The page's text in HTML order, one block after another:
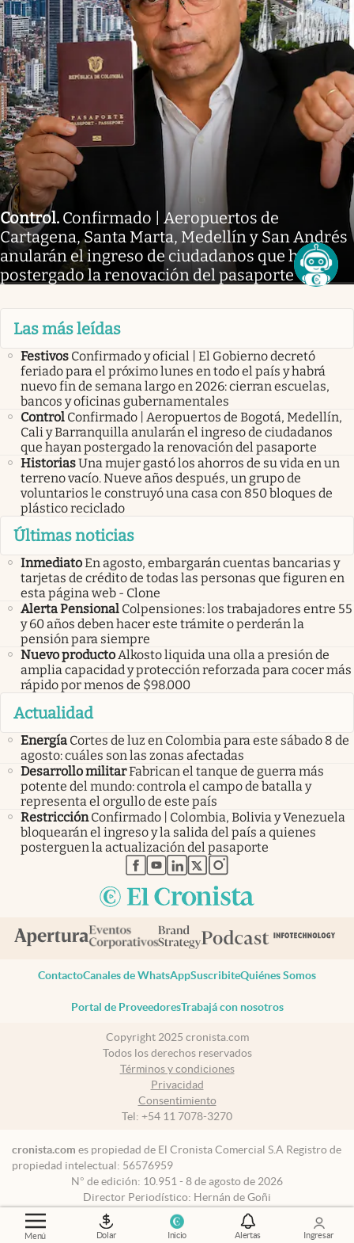
Menú Dolar Inicio Alertas Ingresar
Control. Confirmado | Aeropuertos de
Cartagena, Santa Marta, Medellín y San Andrés
anularán el ingreso de ciudadanos que hayan
postergado la renovación del pasaporte
Las más leídas
Festivos Confirmado y oficial | El Gobierno decretó
feriado para el próximo lunes en todo el país y habrá
nuevo fin de semana largo en 2026: cierran escuelas,
bancos y oficinas gubernamentales
Control Confirmado | Aeropuertos de Bogotá, Medellín,
Cali y Barranquilla anularán el ingreso de ciudadanos
que hayan postergado la renovación del pasaporte
HistoriasUna mujer gastó los ahorros de su vida en un
terreno vacío. Nueve años después, un grupo de
voluntarios le construyó una casa con 850 bloques de
plástico reciclado
Últimas noticias
InmediatoEn agosto, embargarán cuentas bancarias y
tarjetas de crédito de todas las personas que figuren en
esta página web - Clone
Alerta Pensional Colpensiones: los trabajadores entre 55
y 60 años deben hacer este trámite o perderán la
pensión para siempre
Nuevo productoAlkosto liquida una olla a presión de
amplia capacidad y protección reforzada para cocer más
rápido por menos de $98.000
Actualidad
Energía Cortes de luz en Colombia para este sábado 8 de
agosto: cuáles son las zonas afectadas
Desarrollo militarFabrican el tanque de guerra más
potente del mundo: controla el campo de batalla y
representa el orgullo de este país
Restricción Confirmado | Colombia, Bolivia y Venezuela
bloquearán el ingreso y la salida del país a quienes
posterguen la actualización del pasaporte
abre en nueva pestaña
abre en nueva pestaña
abre en nueva pestaña
abre en nueva pestaña
abre en nueva pestaña
ContactoCanales de WhatsAppSuscribiteQuiénes Somos
Portal de ProveedoresTrabajá con nosotros
Copyright 2025 cronista.com
Todos los derechos reservados
Términos y condiciones
Privacidad
Consentimiento
Tel: +54 11 7078-3270
cronista.com es propiedad de El Cronista Comercial S.A Registro de
propiedad intelectual: 56576959
N° de edición: 10.951 - 8 de agosto de 2026
Director Periodístico: Hernán de Goñi